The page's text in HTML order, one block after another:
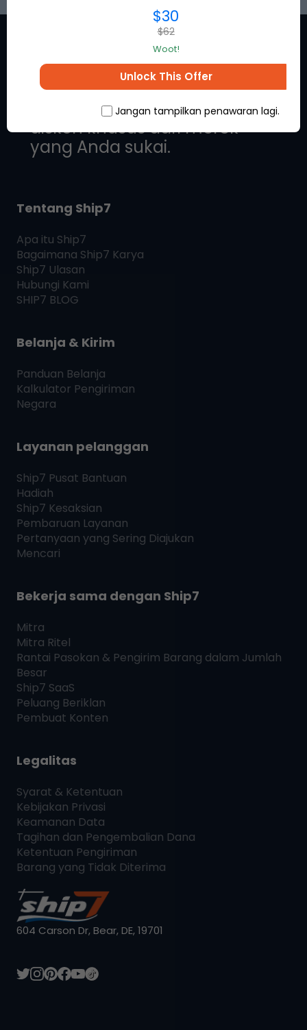
Tetap online untuk
mendapatkan penawaran
diskon khusus dari merek
yang Anda sukai.
Tentang Ship7
Apa itu Ship7
Bagaimana Ship7 Karya
Ship7 Ulasan
Hubungi Kami
SHIP7 BLOG
Belanja & Kirim
Panduan Belanja
Kalkulator Pengiriman
Negara
Layanan pelanggan
Ship7 Pusat Bantuan
Hadiah
Ship7 Kesaksian
Pembaruan Layanan
Pertanyaan yang Sering Diajukan
Mencari
Bekerja sama dengan Ship7
Mitra
Mitra Ritel
Rantai Pasokan & Pengirim Barang dalam Jumlah
Besar
Ship7 SaaS
Peluang Beriklan
Pembuat Konten
Legalitas
Syarat & Ketentuan
Kebijakan Privasi
Keamanan Data
Tagihan dan Pengembalian Dana
Ketentuan Pengiriman
Barang yang Tidak Diterima
604 Carson Dr, Bear, DE, 19701
$30
$62
Woot!
Unlock This Offer
Jangan tampilkan penawaran lagi.